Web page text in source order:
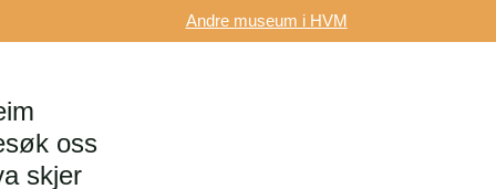
Andre museum i HVM
oss
skjer